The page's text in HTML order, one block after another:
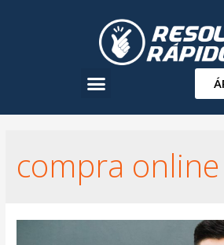
compra online